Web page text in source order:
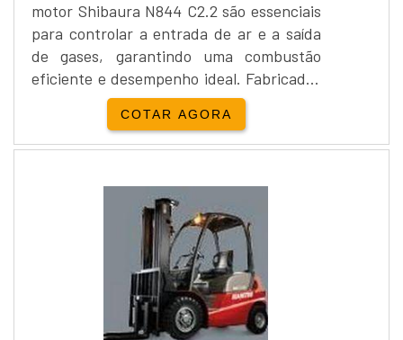
motor Shibaura N844 C2.2 são essenciais
para controlar a entrada de ar e a saída
de gases, garantindo uma combustão
eficiente e desempenho ideal. Fabricadas
com materiais resistentes ao calor e
desgaste, elas oferecem durabilidade e
precisão no fechamento. Trabalham
para assegurar o funcionamento correto
do motor. A JRL Peças para Máquinas
oferece válvulas de alta qualidade,
proporcionando vedação perfeita e longa
vida útil para o motor.
COTAR AGORA